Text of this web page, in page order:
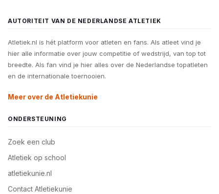
AUTORITEIT VAN DE NEDERLANDSE ATLETIEK
Atletiek.nl is hét platform voor atleten en fans. Als atleet vind je
hier alle informatie over jouw competitie of wedstrijd, van top tot
breedte. Als fan vind je hier alles over de Nederlandse topatleten
en de internationale toernooien.
Meer over de Atletiekunie
ONDERSTEUNING
Zoek een club
Atletiek op school
atletiekunie.nl
Contact Atletiekunie